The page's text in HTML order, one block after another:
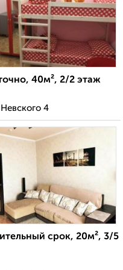
40м², 2/2 этаж
4
срок, 20м², 3/5